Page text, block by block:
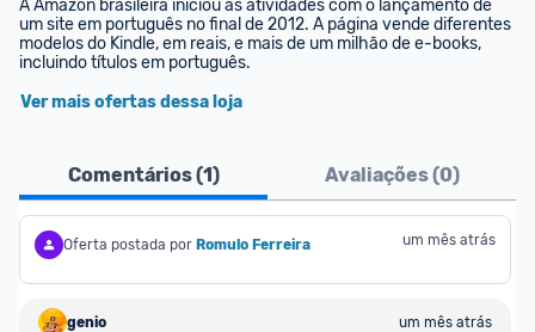
A Amazon brasileira iniciou as atividades com o lançamento de
um site em português no final de 2012. A página vende diferentes
modelos do Kindle, em reais, e mais de um milhão de e-books,
incluindo títulos em português.
Ver mais ofertas dessa loja
Comentários (1) Avaliações (0)
Oferta postada por Romulo Ferreira um mês atrás
genio
um mês atrás